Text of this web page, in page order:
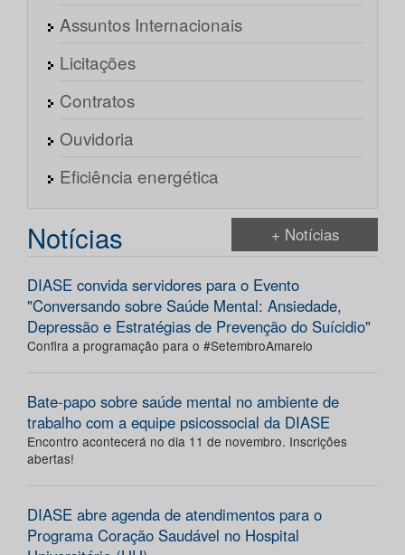
Assuntos Internacionais
Licitações
Contratos
Ouvidoria
Eficiência energética
Notícias + Notícias
DIASE convida servidores para o Evento
"Conversando sobre Saúde Mental: Ansiedade,
Depressão e Estratégias de Prevenção do Suícidio"
Confira a programação para o #SetembroAmarelo
Bate-papo sobre saúde mental no ambiente de
trabalho com a equipe psicossocial da DIASE
Encontro acontecerá no dia 11 de novembro. Inscrições
abertas!
DIASE abre agenda de atendimentos para o
Programa Coração Saudável no Hospital